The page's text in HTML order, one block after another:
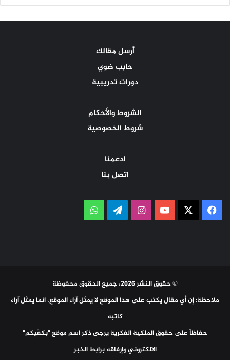
أرسل مقالك
حابب ضوي
دورات تدريبية
الشروط والأحكام
شروط الخصوصية
ادعمنا
اتصل بنا
فيسبوك ‫YouTubeانستقرامتيلقرامواتساب
© حقوق النشر 2026، جميع الحقوق محفوظة
ملاحظة: إن أي مقال يكتب على هذا الموقع لا يمثل آراء الموقع، انما يمثل آراء
كاتبه
حفاظاً على حقوق الملكية الفكرية يرجى ذكر اسم موقع "بكفّيكم"
الالكتروني وإرفاقه برابط الخبر